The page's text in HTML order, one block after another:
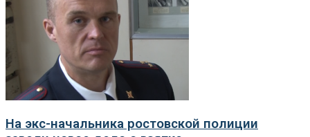
На экс-начальника ростовской полиции